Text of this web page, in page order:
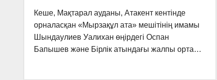
Кеше, Мақтарал ауданы, Атакент кентінде
орналасқан «Мырзақұл ата» мешітінің имамы
Шындаулиев Уалихан өңірдегі Оспан
Бапышев және Бірлік атындағы жалпы орта…